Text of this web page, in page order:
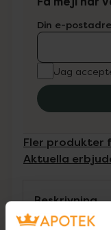
Din e-
Jag
Fler produkter
Aktuella
Beskrivning